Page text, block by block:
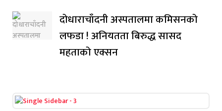
दोधाराचाँदनी अस्पतालमा कमिसनको
लफडा ! अनियतता बिरुद्ध सासद
महताको एक्सन